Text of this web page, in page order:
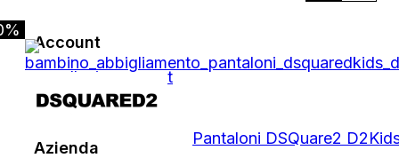
Pantaloni DSQuare2
Account
Il mio account
Ordini
Azienda